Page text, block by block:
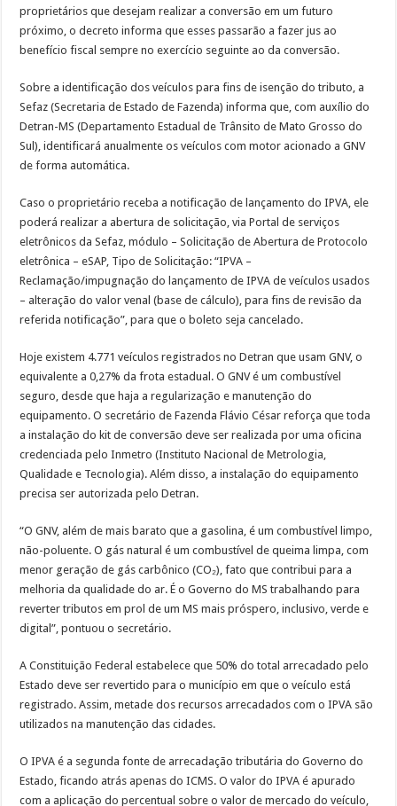
proprietários que desejam realizar a conversão em um futuro
próximo, o decreto informa que esses passarão a fazer jus ao
benefício fiscal sempre no exercício seguinte ao da conversão.
Sobre a identificação dos veículos para fins de isenção do tributo, a
Sefaz (Secretaria de Estado de Fazenda) informa que, com auxílio do
Detran-MS (Departamento Estadual de Trânsito de Mato Grosso do
Sul), identificará anualmente os veículos com motor acionado a GNV
de forma automática.
Caso o proprietário receba a notificação de lançamento do IPVA, ele
poderá realizar a abertura de solicitação, via Portal de serviços
eletrônicos da Sefaz, módulo – Solicitação de Abertura de Protocolo
eletrônica – eSAP, Tipo de Solicitação: “IPVA –
Reclamação/impugnação do lançamento de IPVA de veículos usados
– alteração do valor venal (base de cálculo), para fins de revisão da
referida notificação”, para que o boleto seja cancelado.
Hoje existem 4.771 veículos registrados no Detran que usam GNV, o
equivalente a 0,27% da frota estadual. O GNV é um combustível
seguro, desde que haja a regularização e manutenção do
equipamento. O secretário de Fazenda Flávio César reforça que toda
a instalação do kit de conversão deve ser realizada por uma oficina
credenciada pelo Inmetro (Instituto Nacional de Metrologia,
Qualidade e Tecnologia). Além disso, a instalação do equipamento
precisa ser autorizada pelo Detran.
“O GNV, além de mais barato que a gasolina, é um combustível limpo,
não-poluente. O gás natural é um combustível de queima limpa, com
menor geração de gás carbônico (CO₂), fato que contribui para a
melhoria da qualidade do ar. É o Governo do MS trabalhando para
reverter tributos em prol de um MS mais próspero, inclusivo, verde e
digital”, pontuou o secretário.
A Constituição Federal estabelece que 50% do total arrecadado pelo
Estado deve ser revertido para o município em que o veículo está
registrado. Assim, metade dos recursos arrecadados com o IPVA são
utilizados na manutenção das cidades.
O IPVA é a segunda fonte de arrecadação tributária do Governo do
Estado, ficando atrás apenas do ICMS. O valor do IPVA é apurado
com a aplicação do percentual sobre o valor de mercado do veículo,